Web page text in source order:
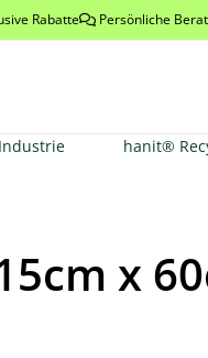
Rabatte Persönliche
Industrie hanit®
x